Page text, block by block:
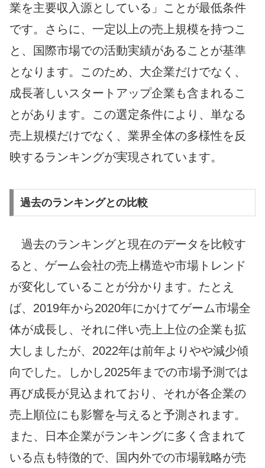
業を主要収入源としている」ことが最低条件
です。さらに、一定以上の売上規模を持つこ
と、国際市場での活動実績があることが基準
となります。このため、大企業だけでなく、
成長著しいスタートアップ企業も含まれるこ
とがあります。この選定条件により、単なる
売上規模だけでなく、業界全体の多様性を反
映するランキングが実現されています。
過去のランキングとの比較
過去のランキングと現在のデータを比較す
ると、ゲーム会社の売上構造や市場トレンド
が変化していることが分かります。たとえ
ば、2019年から2020年にかけてゲーム市場全
体が成長し、それに伴い売上上位の企業も拡
大しましたが、2022年は前年よりやや減少傾
向でした。しかし2025年までの市場予測では
再び成長が見込まれており、それが各企業の
売上順位にも影響を与えると予測されます。
また、日本企業がランキングに多く含まれて
いる点も特徴的で、国内外での市場戦略が売